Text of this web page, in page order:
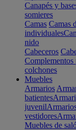
Canapés y
somieres
Camas Camas
individuales
nido
Cabeceros
Complementos
colchones
Muebles
Armarios
batientes
juvenil
vestidores
Muebles de